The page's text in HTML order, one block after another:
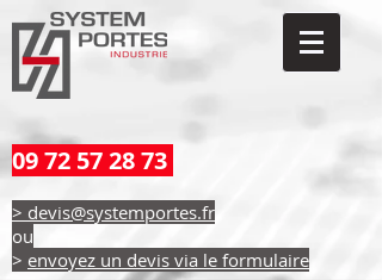
09 72 57 28 73
> devis@systemportes.fr
ou
> envoyez un devis via le formulaire